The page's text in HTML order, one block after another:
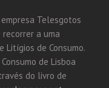
Telesgotos
a uma
Litígios de Consumo.
de Lisboa
do livro de